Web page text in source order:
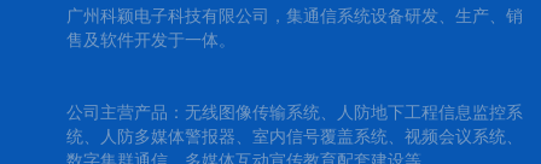
广州科颖电子科技有限公司，集通信系统设备研发、生产、销
售及软件开发于一体。
公司主营产品：无线图像传输系统、人防地下工程信息监控系
统、人防多媒体警报器、室内信号覆盖系统、视频会议系统、
数字集群通信、多媒体互动宣传教育配套建设等。